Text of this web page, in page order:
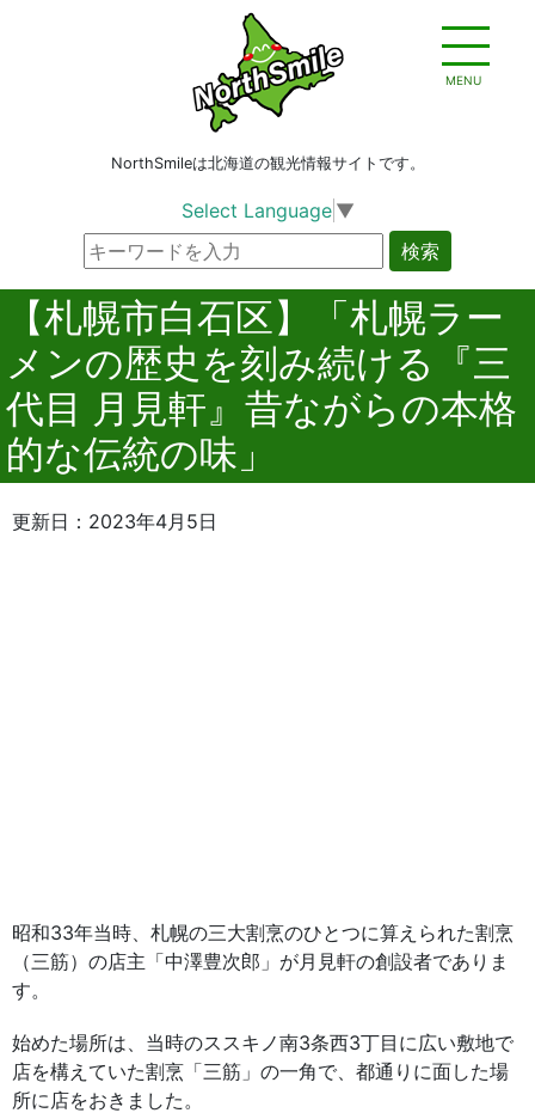
MENU
NorthSmileは北海道の観光情報サイトです。
Select Language ▼
検索
【札幌市白石区】「札幌ラー
メンの歴史を刻み続ける『三
代目 月見軒』昔ながらの本格
的な伝統の味」
更新日：2023年4月5日
昭和33年当時、札幌の三大割烹のひとつに算えられた割烹
（三筋）の店主「中澤豊次郎」が月見軒の創設者でありま
す。
始めた場所は、当時のススキノ南3条西3丁目に広い敷地で
店を構えていた割烹「三筋」の一角で、都通りに面した場
所に店をおきました。